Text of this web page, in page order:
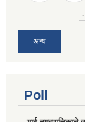
अन्य
Poll